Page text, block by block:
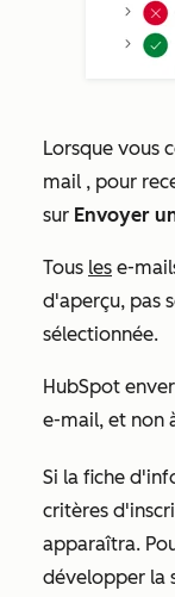
Lorsque vous
mail , pour
sur Envoyer
Tous les e-
d'aperçu, pas
sélectionnée.
HubSpot
e-mail, et non
Si la fiche
critères
apparaîtra.
développer la